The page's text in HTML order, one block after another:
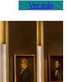
Ver más